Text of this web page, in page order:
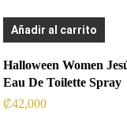
Añadir al carrito
Halloween Women
Eau De Toilette Spray
₡42,000